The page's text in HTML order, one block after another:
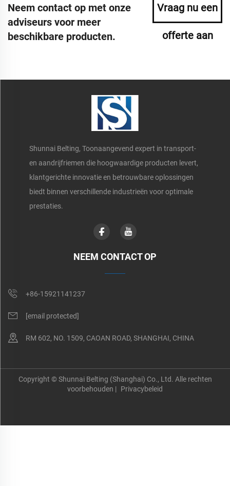
Neem contact op met onze
adviseurs voor meer
beschikbare producten.
Vraag nu een
offerte aan
Shunnai Belting, Toonaangevend expert in transport-
en aandrijfriemen die hoogwaardige producten levert,
klantgerichte innovatie en betrouwbare oplossingen
biedt binnen verschillende industrieën voor optimale
prestaties.
NEEM CONTACT OP
+86-15921141237
[email protected]
RM 602, NO. 1509, CAOAN ROAD, SHANGHAI, CHINA
Copyright © Shunnai Belting (Shanghai) Co., Ltd. Alle rechten
voorbehouden |
Privacybeleid